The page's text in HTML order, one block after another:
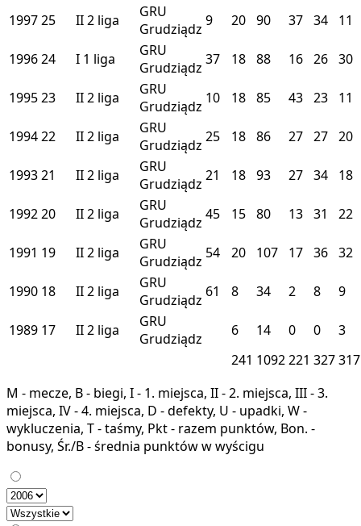
199725 II2 liga
GRU
Grudziądz 9 20 90 37 34 11
199624 I 1 liga
GRU
Grudziądz 37 18 88 16 26 30
199523 II2 liga
GRU
Grudziądz 10 18 85 43 23 11
199422 II2 liga
GRU
Grudziądz 25 18 86 27 27 20
199321 II2 liga
GRU
Grudziądz 21 18 93 27 34 18
199220 II2 liga
GRU
Grudziądz 45 15 80 13 31 22
1991 19 II2 liga
GRU
Grudziądz 54 20 107 17 36 32
1990 18 II2 liga
GRU
Grudziądz 61 8 34 2 8 9
1989 17 II2 liga
GRU
Grudziądz
6 14 0 0
3
241 1092221 327317
M - mecze, B - biegi, I - 1. miejsca, II - 2. miejsca, III - 3.
miejsca, IV - 4. miejsca, D - defekty, U - upadki, W -
wykluczenia, T - taśmy, Pkt - razem punktów, Bon. -
bonusy, Śr./B - średnia punktów w wyścigu